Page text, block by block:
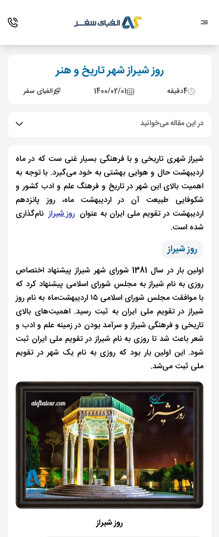
روز شیراز شهر تاریخ و هنر
4دقیقه 1400/02/01 الفبای سفر
در این مقاله می‌خوانید
شیراز شهری تاریخی و با فرهنگی بسیار غنی ست که در ماه
اردیبهشت حال و هوایی بهشتی به خود می‌گیرد. با توجه به
اهمیت بالای این شهر در تاریخ و فرهنگ علم و ادب کشور و
شکوفایی طبیعت آن در اردیبهشت ماه، روز پانزدهم
اردیبهشت در تقویم ملی ایران به عنوان روز شیراز نام‌گذاری
شده است.
روز شیراز
اولین بار در سال 1381 شورای شهر شیراز پیشنهاد اختصاص
روزی به نام شیراز به مجلس شورای اسلامی پیشنهاد کرد که
با موافقت مجلس شورای اسلامی ۱۵ اردیبهشت‌ماه به نام روز
شیراز در تقویم ملی ایران به ثبت رسید. اهمیت‌های بالای
تاریخی و فرهنگی شیراز و سرآمد بودن در زمینه علم و ادب و
شعر باعث شد تا روزی به نام شیراز در تقویم ملی ایران ثبت
شود. این اولین بار بود که روزی به نام یک شهر در تقویم
ملی ثبت می‌شد.
روز شیراز